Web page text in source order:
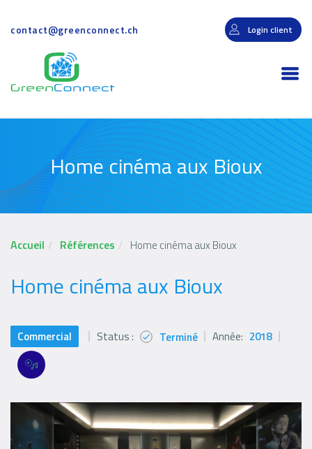
contenu
contact@greenconnect.ch Login client
Home cinéma aux Bioux
Accueil Références Home cinéma aux Bioux
Home cinéma aux Bioux
Commercial Status : Terminé
Status
Année: 2018
Références
Références
Logo